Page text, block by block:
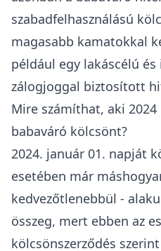
teljesült (és az igénylés
előtti) akkor a Magyar
folyósítástól a
lejártáig nyújtott -
visszafizetni. Ezt az
további büntetés, vagy
Ha a gyermekvállalás
úgy a kamattámogatás
piaci kamatozásúvá
szintén a jogszabály
törlesztőrészletek